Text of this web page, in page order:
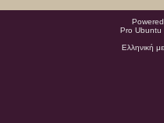
Pro
Ελληνική